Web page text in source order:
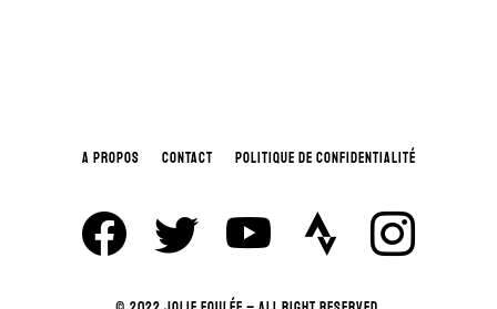
A PROPOS CONTACT POLITIQUE DE CONFIDENTIALITÉ